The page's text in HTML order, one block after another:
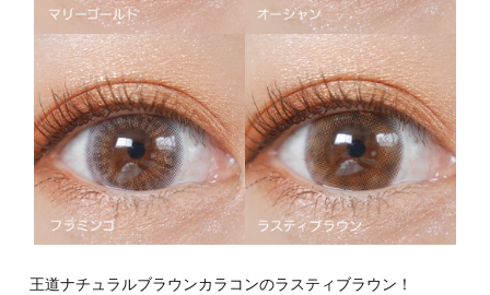
王道ナチュラルブラウンカラコンのラスティブラウン！